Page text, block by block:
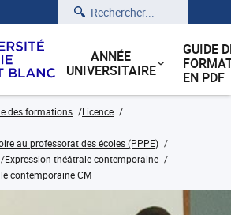
Rechercher
ANNÉE
UNIVERSITAIRE
GUIDE
EN PDF
des formations
Licence
au professorat des écoles (PPPE)
Expression théâtrale contemporaine
contemporaine CM